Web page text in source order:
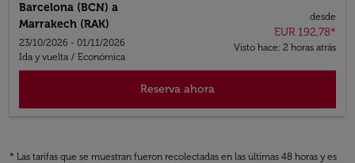
Barcelona (BCN) a
Marrakech (RAK)
23/10/2026 - 01/11/2026
Ida y vuelta / Económica
desde
EUR 192,78*
Visto hace: 2 horas atrás
Reserva ahora
* Las tarifas que se muestran fueron recolectadas en las últimas 48 horas y es